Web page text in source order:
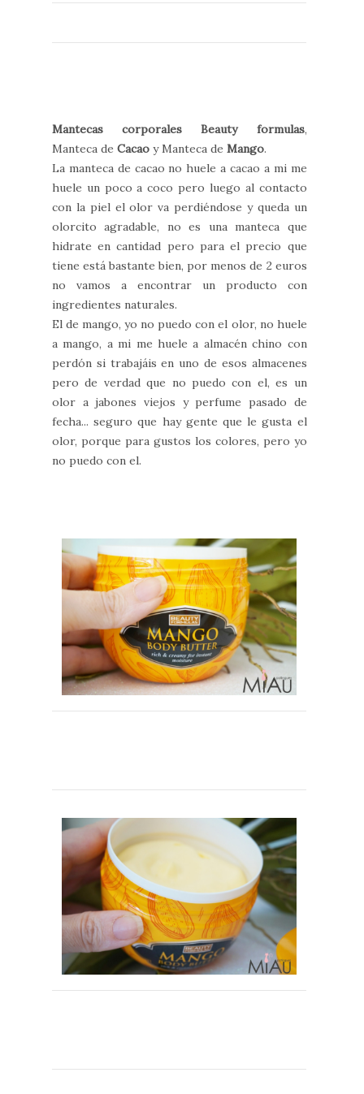
Mantecas corporales Beauty formulas,
Manteca de Cacao y Manteca de Mango.
La manteca de cacao no huele a cacao a mi me
huele un poco a coco pero luego al contacto
con la piel el olor va perdiéndose y queda un
olorcito agradable, no es una manteca que
hidrate en cantidad pero para el precio que
tiene está bastante bien, por menos de 2 euros
no vamos a encontrar un producto con
ingredientes naturales.
El de mango, yo no puedo con el olor, no huele
a mango, a mi me huele a almacén chino con
perdón si trabajáis en uno de esos almacenes
pero de verdad que no puedo con el, es un
olor a jabones viejos y perfume pasado de
fecha... seguro que hay gente que le gusta el
olor, porque para gustos los colores, pero yo
no puedo con el.